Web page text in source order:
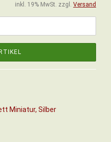
inkl. 19% MwSt. zzgl. Versand